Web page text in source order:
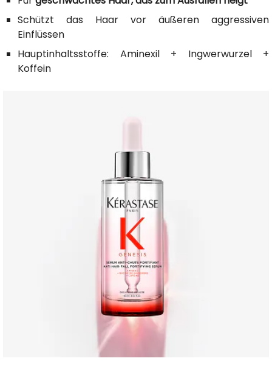
Schützt das Haar vor äußeren aggressiven
Einflüssen
Hauptinhaltsstoffe: Aminexil + Ingwerwurzel +
Koffein